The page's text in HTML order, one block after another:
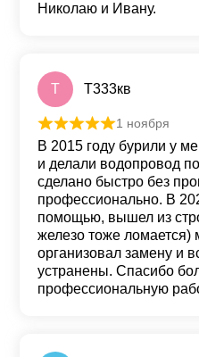
Николаю и Ивану.
T T333кв
Оценка из 5
1 ноября
В 2015 году бурили у
и делали водопровод
сделано быстро без
профессионально. В
помощью, вышел из
железо тоже ломается)
организовал замену и
устранены. Спасибо
профессиональную